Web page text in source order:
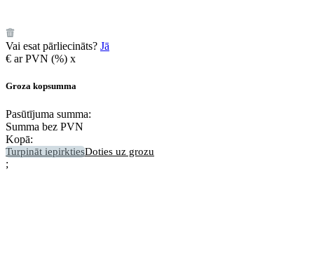
Vai esat pārliecināts? Jā
€ ar PVN (%) x
Groza kopsumma
Pasūtījuma summa:
Summa bez PVN
Kopā:
Turpināt iepirktiesDoties uz grozu
;